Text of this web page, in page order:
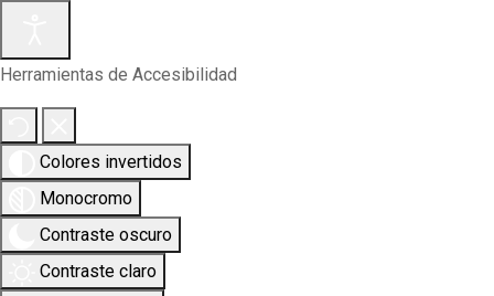
Herramientas de Accesibilidad
Colores invertidos
Monocromo
Contraste oscuro
Contraste claro